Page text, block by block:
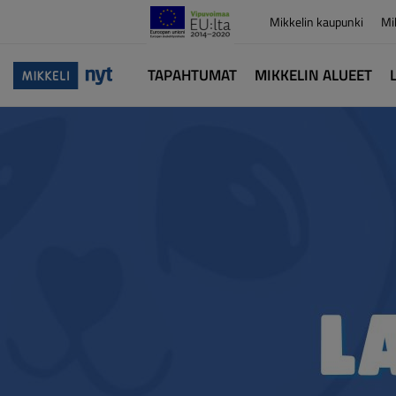
Mikkelin kaupunki
TAPAHTUMAT MIKKELIN ALUEET